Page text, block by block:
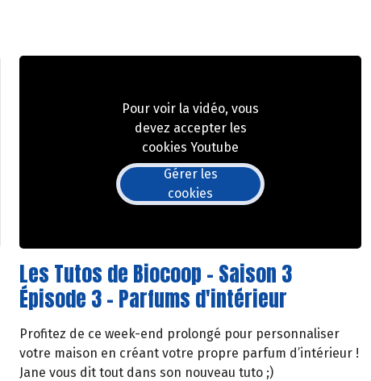
Pour voir la vidéo, vous
devez accepter les
cookies Youtube
Gérer les
cookies
Les Tutos de Biocoop - Saison 3
Épisode 3 - Parfums d'intérieur
Profitez de ce week-end prolongé pour personnaliser
votre maison en créant votre propre parfum d’intérieur !
Jane vous dit tout dans son nouveau tuto ;)